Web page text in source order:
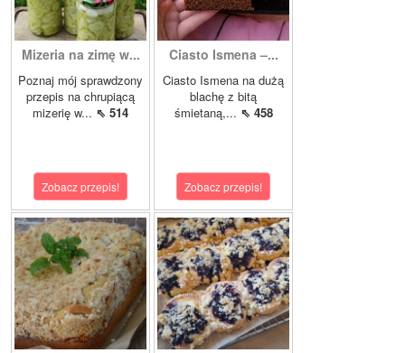
Mizeria na zimę w...
Poznaj mój sprawdzony
przepis na chrupiącą
mizerię w... ⇖ 514
Zobacz przepis!
Ciasto Ismena –...
Ciasto Ismena na dużą
blachę z bitą
śmietaną,... ⇖ 458
Zobacz przepis!